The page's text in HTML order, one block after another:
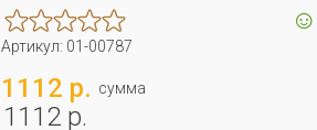
☺
Артикул: 01-00787
1112 р. сумма
1112 р.